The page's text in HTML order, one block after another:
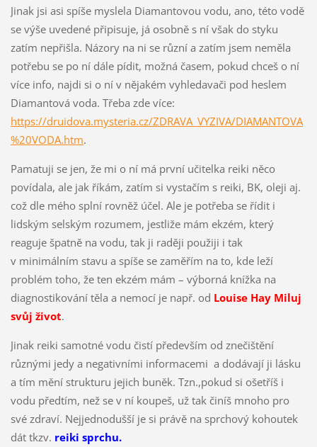
Jinak jsi asi spíše myslela Diamantovou vodu, ano, této vodě
se výše uvedené připisuje, já osobně s ní však do styku
zatím nepřišla. Názory na ni se různí a zatím jsem neměla
potřebu se po ní dále pídit, možná časem, pokud chceš o ní
více info, najdi si o ní v nějakém vyhledavači pod heslem
Diamantová voda. Třeba zde více:
https://druidova.mysteria.cz/ZDRAVA_VYZIVA/DIAMANTOVA
%20VODA.htm.
Pamatuji se jen, že mi o ní má první učitelka reiki něco
povídala, ale jak říkám, zatím si vystačím s reiki, BK, oleji aj.
což dle mého splní rovněž účel. Ale je potřeba se řídit i
lidským selským rozumem, jestliže mám ekzém, který
reaguje špatně na vodu, tak ji raději použiji i tak
v minimálním stavu a spíše se zaměřím na to, kde leží
problém toho, že ten ekzém mám – výborná knížka na
diagnostikování těla a nemocí je např. od Louise Hay Miluj
svůj život.
Jinak reiki samotné vodu čistí především od znečištění
různými jedy a negativními informacemi a dodávají ji lásku
a tím mění strukturu jejich buněk. Tzn.,pokud si ošetříš i
vodu předtím, než se v ní koupeš, už tak činíš mnoho pro
své zdraví. Nejjednodušší je si právě na sprchový kohoutek
dát tkzv. reiki sprchu.